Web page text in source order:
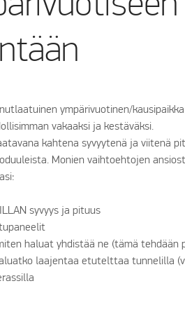
ympärivuotinen/
vakaaksi ja kestäväksi.
kahtena syvyytenä ja viitenä
Monien vaihtoehtojen
syvyys ja pituus
haluat yhdistää ne (tämä tehdään
laajentaa etutelttaa tunnelilla